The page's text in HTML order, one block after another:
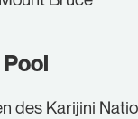
des Karijini